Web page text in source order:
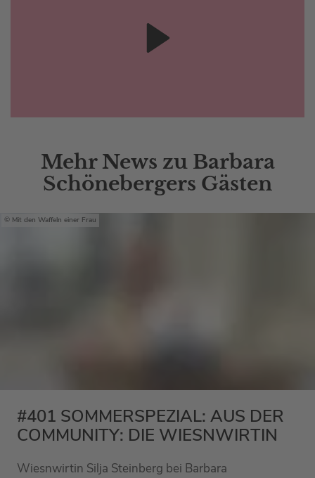
Mehr News zu Barbara
Schönebergers Gästen
Mit den Waffeln einer Frau
#401 SOMMERSPEZIAL: AUS DER
COMMUNITY: DIE WIESNWIRTIN
Wiesnwirtin Silja Steinberg bei Barbara